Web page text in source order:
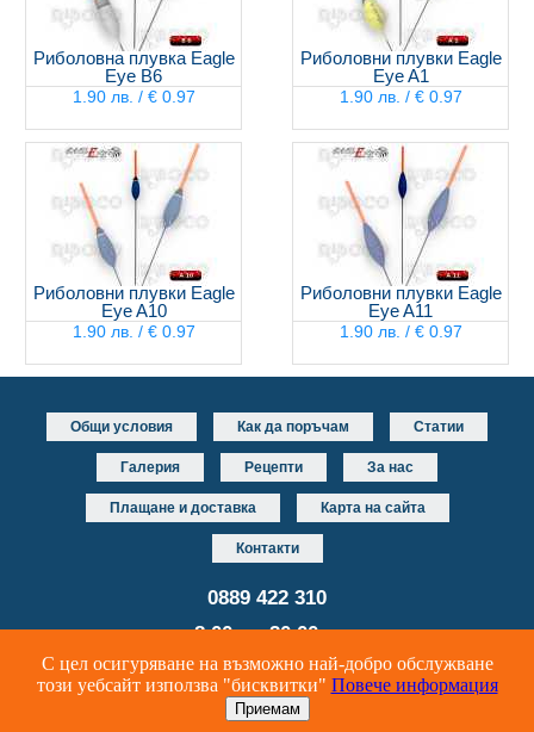
Риболовна плувка Eagle
Eye B6
1.90 лв. / € 0.97
Риболовни плувки Eagle
Eye A1
1.90 лв. / € 0.97
Риболовни плувки Eagle
Eye A10
1.90 лв. / € 0.97
Риболовни плувки Eagle
Eye A11
1.90 лв. / € 0.97
Общи условия Как да поръчам Статии
Галерия Рецепти За нас
Плащане и доставка Карта на сайта
Контакти
0889 422 310
от 8.00 до 20.00 часа
Уеб дизайн и разработкаDUALM studio
Онлайн риболовен магазин за риболовни принадлежности и аксесоари
© Riboco 2024 Всички права запазени.
С цел осигуряване на възможно най-добро обслужване
този уебсайт използва "бисквитки" Повече информация
Приемам